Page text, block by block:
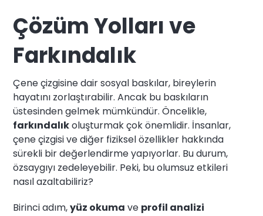
Çözüm Yolları ve
Farkındalık
Çene çizgisine dair sosyal baskılar, bireylerin
hayatını zorlaştırabilir. Ancak bu baskıların
üstesinden gelmek mümkündür. Öncelikle,
farkındalıkoluşturmak çok önemlidir. İnsanlar,
çene çizgisi ve diğer fiziksel özellikler hakkında
sürekli bir değerlendirme yapıyorlar. Bu durum,
özsaygıyı zedeleyebilir. Peki, bu olumsuz etkileri
nasıl azaltabiliriz?
Birinci adım,yüz okuma ve profil analizi